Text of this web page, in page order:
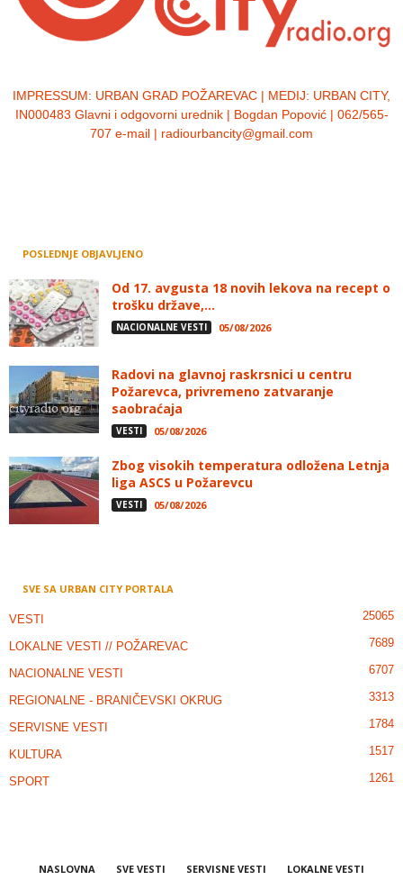
IMPRESSUM: URBAN GRAD POŽAREVAC | MEDIJ: URBAN CITY,
IN000483 Glavni i odgovorni urednik | Bogdan Popović | 062/565-
707 e-mail | radiourbancity@gmail.com
POSLEDNJE OBJAVLJENO
Od 17. avgusta 18 novih lekova na recept o
trošku države,...
NACIONALNE VESTI 05/08/2026
Radovi na glavnoj raskrsnici u centru
Požarevca, privremeno zatvaranje
saobraćaja
VESTI 05/08/2026
Zbog visokih temperatura odložena Letnja
liga ASCS u Požarevcu
VESTI 05/08/2026
SVE SA URBAN CITY PORTALA
VESTI 25065
LOKALNE VESTI // POŽAREVAC 7689
NACIONALNE VESTI 6707
REGIONALNE - BRANIČEVSKI OKRUG 3313
SERVISNE VESTI 1784
KULTURA 1517
SPORT 1261
NASLOVNA SVE VESTI SERVISNE VESTI LOKALNE VESTI